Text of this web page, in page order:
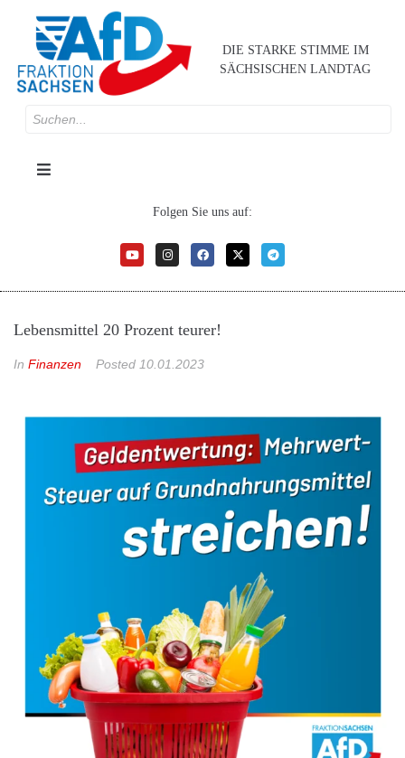
DIE STARKE STIMME IM
SÄCHSISCHEN LANDTAG
Folgen Sie uns auf:
Lebensmittel 20 Prozent teurer!
In Finanzen Posted 10.01.2023